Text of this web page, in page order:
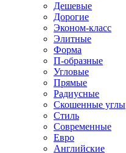
Дешевые
Дорогие
Эконом-класс
Элитные
Форма
П-образные
Угловые
Прямые
Радиусные
Скошенные углы
Стиль
Современные
Евро
Английские